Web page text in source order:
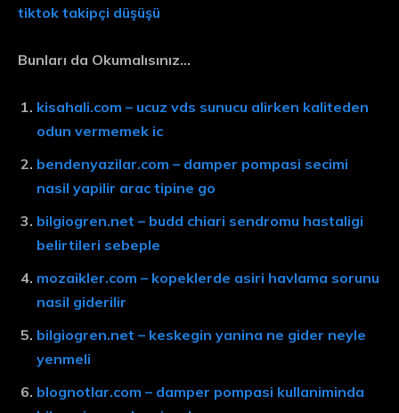
tiktok takipçi düşüşü
Bunları da Okumalısınız…
kisahali.com – ucuz vds sunucu alirken kaliteden
odun vermemek ic
bendenyazilar.com – damper pompasi secimi
nasil yapilir arac tipine go
bilgiogren.net – budd chiari sendromu hastaligi
belirtileri sebeple
mozaikler.com – kopeklerde asiri havlama sorunu
nasil giderilir
bilgiogren.net – keskegin yanina ne gider neyle
yenmeli
blognotlar.com – damper pompasi kullaniminda